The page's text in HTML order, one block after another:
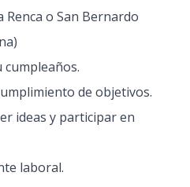
Renca o San Bernardo
cumpleaños.
de objetivos.
ideas y participar en
laboral.